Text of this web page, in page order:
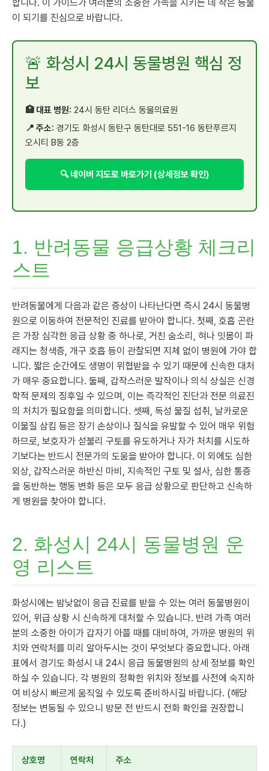
합니다. 이 가이드가 여러분의 소중한 가족을 지키는 데 작은 등불
이 되기를 진심으로 바랍니다.
🚨 화성시 24시 동물병원 핵심 정
보
🏥 대표 병원: 24시 동탄 리더스 동물의료원
📍 주소: 경기도 화성시 동탄구 동탄대로 551-16 동탄푸르지
오시티 B동 2층
🔍 네이버 지도로 바로가기 (상세정보 확인)
1. 반려동물 응급상황 체크리
스트
반려동물에게 다음과 같은 증상이 나타난다면 즉시 24시 동물병
원으로 이동하여 전문적인 진료를 받아야 합니다. 첫째, 호흡 곤란
은 가장 심각한 응급 상황 중 하나로, 거친 숨소리, 혀나 잇몸이 파
래지는 청색증, 개구 호흡 등이 관찰되면 지체 없이 병원에 가야 합
니다. 짧은 순간에도 생명이 위협받을 수 있기 때문에 신속한 대처
가 매우 중요합니다. 둘째, 갑작스러운 발작이나 의식 상실은 신경
학적 문제의 징후일 수 있으며, 이는 즉각적인 진단과 전문 의료진
의 처치가 필요함을 의미합니다. 셋째, 독성 물질 섭취, 날카로운
이물질 삼킴 등은 장기 손상이나 질식을 유발할 수 있어 매우 위험
하므로, 보호자가 섣불리 구토를 유도하거나 자가 처치를 시도하
기보다는 반드시 전문가의 도움을 받아야 합니다. 이 외에도 심한
외상, 갑작스러운 하반신 마비, 지속적인 구토 및 설사, 심한 통증
을 동반하는 행동 변화 등은 모두 응급 상황으로 판단하고 신속하
게 병원을 찾아야 합니다.
2. 화성시 24시 동물병원 운
영 리스트
화성시에는 밤낮없이 응급 진료를 받을 수 있는 여러 동물병원이
있어, 위급 상황 시 신속하게 대처할 수 있습니다. 반려 가족 여러
분의 소중한 아이가 갑자기 아플 때를 대비하여, 가까운 병원의 위
치와 연락처를 미리 알아두시는 것이 무엇보다 중요합니다. 아래
표에서 경기도 화성시 내 24시 응급 동물병원의 상세 정보를 확인
하실 수 있습니다. 각 병원의 정확한 위치와 정보를 사전에 숙지하
여 비상시 빠르게 움직일 수 있도록 준비하시길 바랍니다. (해당
정보는 변동될 수 있으니 방문 전 반드시 전화 확인을 권장합니
다.)
상호명 연락처 주소